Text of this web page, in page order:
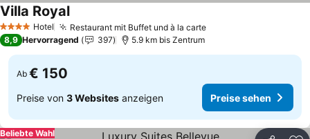
4 Sterne Hotel Restaurant mit Buffet und à la cartePreise sehen
Villa RoyalPreise sehen
8,9 Hervorragend 397 5.9 km bis Zentrum
Ab € 150
Preise von 3 Websites anzeigen Preise sehen
Beliebte Wahl